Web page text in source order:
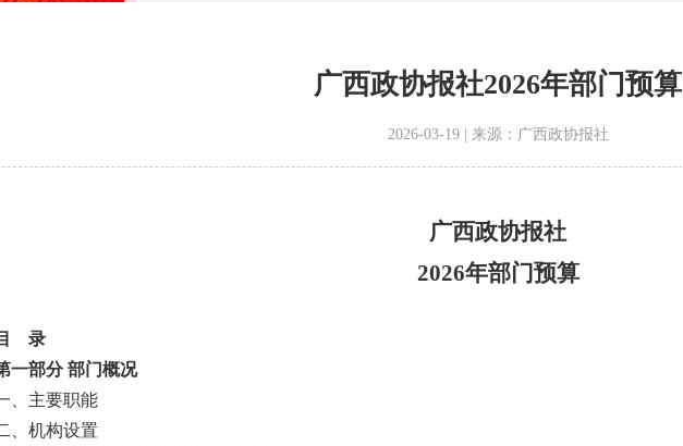
广西政协报社2026年部门预算
2026-03-19 | 来源：广西政协报社
广西政协报社
2026年部门预算
录
部分 部门概况
主要职能
机构设置